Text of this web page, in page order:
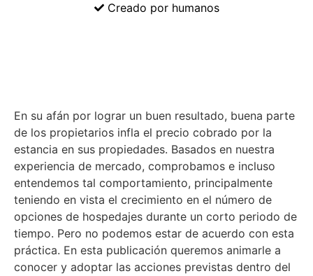
Creado por humanos
En su afán por lograr un buen resultado, buena parte
de los propietarios infla el precio cobrado por la
estancia en sus propiedades. Basados ​​en nuestra
experiencia de mercado, comprobamos e incluso
entendemos tal comportamiento, principalmente
teniendo en vista el crecimiento en el número de
opciones de hospedajes durante un corto periodo de
tiempo. Pero no podemos estar de acuerdo con esta
práctica. En esta publicación queremos animarle a
conocer y adoptar las acciones previstas dentro del